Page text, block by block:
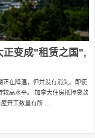
变成”租赁之国”,
正在降温，但并没有消失。即使
高水平。 加拿大住房抵押贷款
屋开工数量有所 …